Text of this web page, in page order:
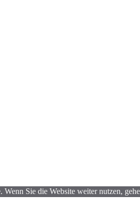
Sie die Website weiter nutzen,